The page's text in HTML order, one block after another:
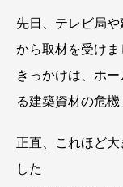
先日、テレビ局
から取材を受けま
きっかけは、ホ
る建築資材の危機
正直、これほど
した